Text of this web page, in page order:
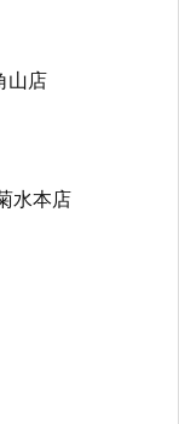
山店
水本店